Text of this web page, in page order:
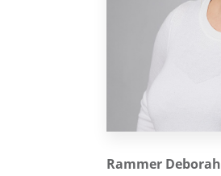
Rammer Deborah